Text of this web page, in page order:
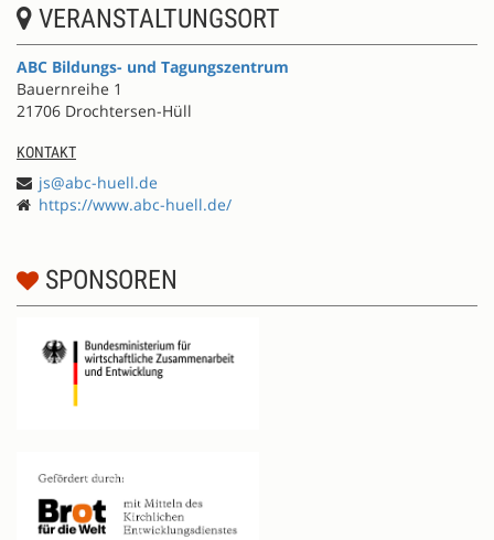
VERANSTALTUNGSORT
ABC Bildungs- und Tagungszentrum
Bauernreihe 1
21706 Drochtersen-Hüll
KONTAKT
js@abc-huell.de
https://www.abc-huell.de/
SPONSOREN